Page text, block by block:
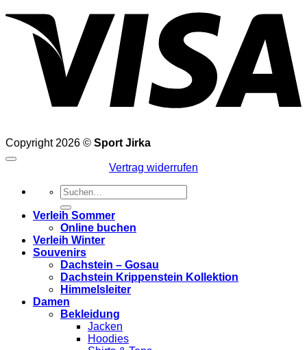
Copyright 2026 © Sport Jirka
Vertrag widerrufen
Suchen
nach:
Verleih Sommer
Online buchen
Verleih Winter
Souvenirs
Dachstein – Gosau
Dachstein Krippenstein Kollektion
Himmelsleiter
Damen
Bekleidung
Jacken
Hoodies